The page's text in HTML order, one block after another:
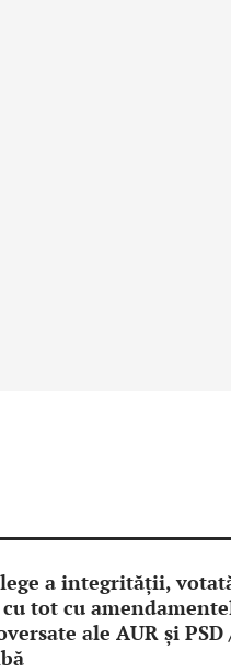
a integrităţii,
cu tot cu
ale AUR şi PSD